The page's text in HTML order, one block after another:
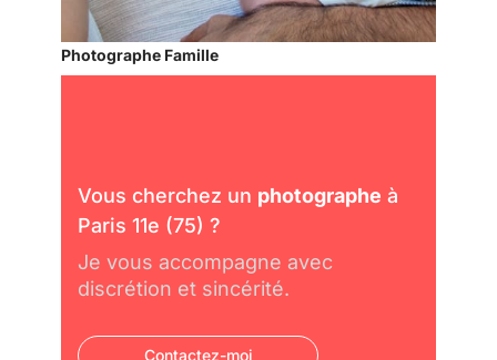
Photographe Famille
Vous cherchez un photographe à
Paris 11e (75) ?
Je vous accompagne avec
discrétion et sincérité.
Contactez-moi